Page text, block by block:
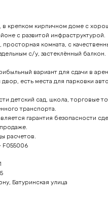
в крепком кирпичном доме с
с развитой инфраструктурой.
просторная комната, с
с/у, застеклённый балкон.
вариант для сдачи в
есть места для парковки
детский сад, школа, торговые
транспорта.
гарантия безопасности
расчетов.
F055006
Батуринская улица